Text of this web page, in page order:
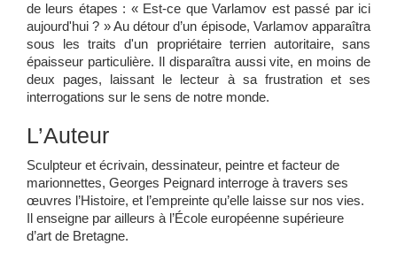
de leurs étapes : « Est-ce que Varlamov est passé par ici
aujourd'hui ? » Au détour d’un épisode, Varlamov apparaîtra
sous les traits d'un propriétaire terrien autoritaire, sans
épaisseur particulière. Il disparaîtra aussi vite, en moins de
deux pages, laissant le lecteur à sa frustration et ses
interrogations sur le sens de notre monde.
L’Auteur
Sculpteur et écrivain, dessinateur, peintre et facteur de
marionnettes, Georges Peignard interroge à travers ses
œuvres l’Histoire, et l’empreinte qu’elle laisse sur nos vies.
Il enseigne par ailleurs à l’École européenne supérieure
d’art de Bretagne.